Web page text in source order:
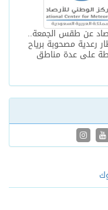
عن طقس الجمعة..
رعدية مصحوبة برياح
على عدة مناطق